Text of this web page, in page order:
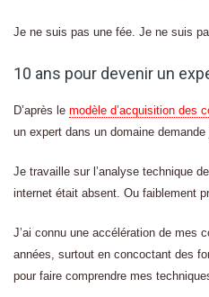
Je ne suis pas une fée. Je ne suis
10 ans pour devenir un
D’après le modèle d’acquisition des
un expert dans un domaine demande
Je travaille sur l’analyse technique
internet était absent. Ou faiblement
J’ai connu une accélération de mes
années, surtout en concoctant des
pour faire comprendre mes